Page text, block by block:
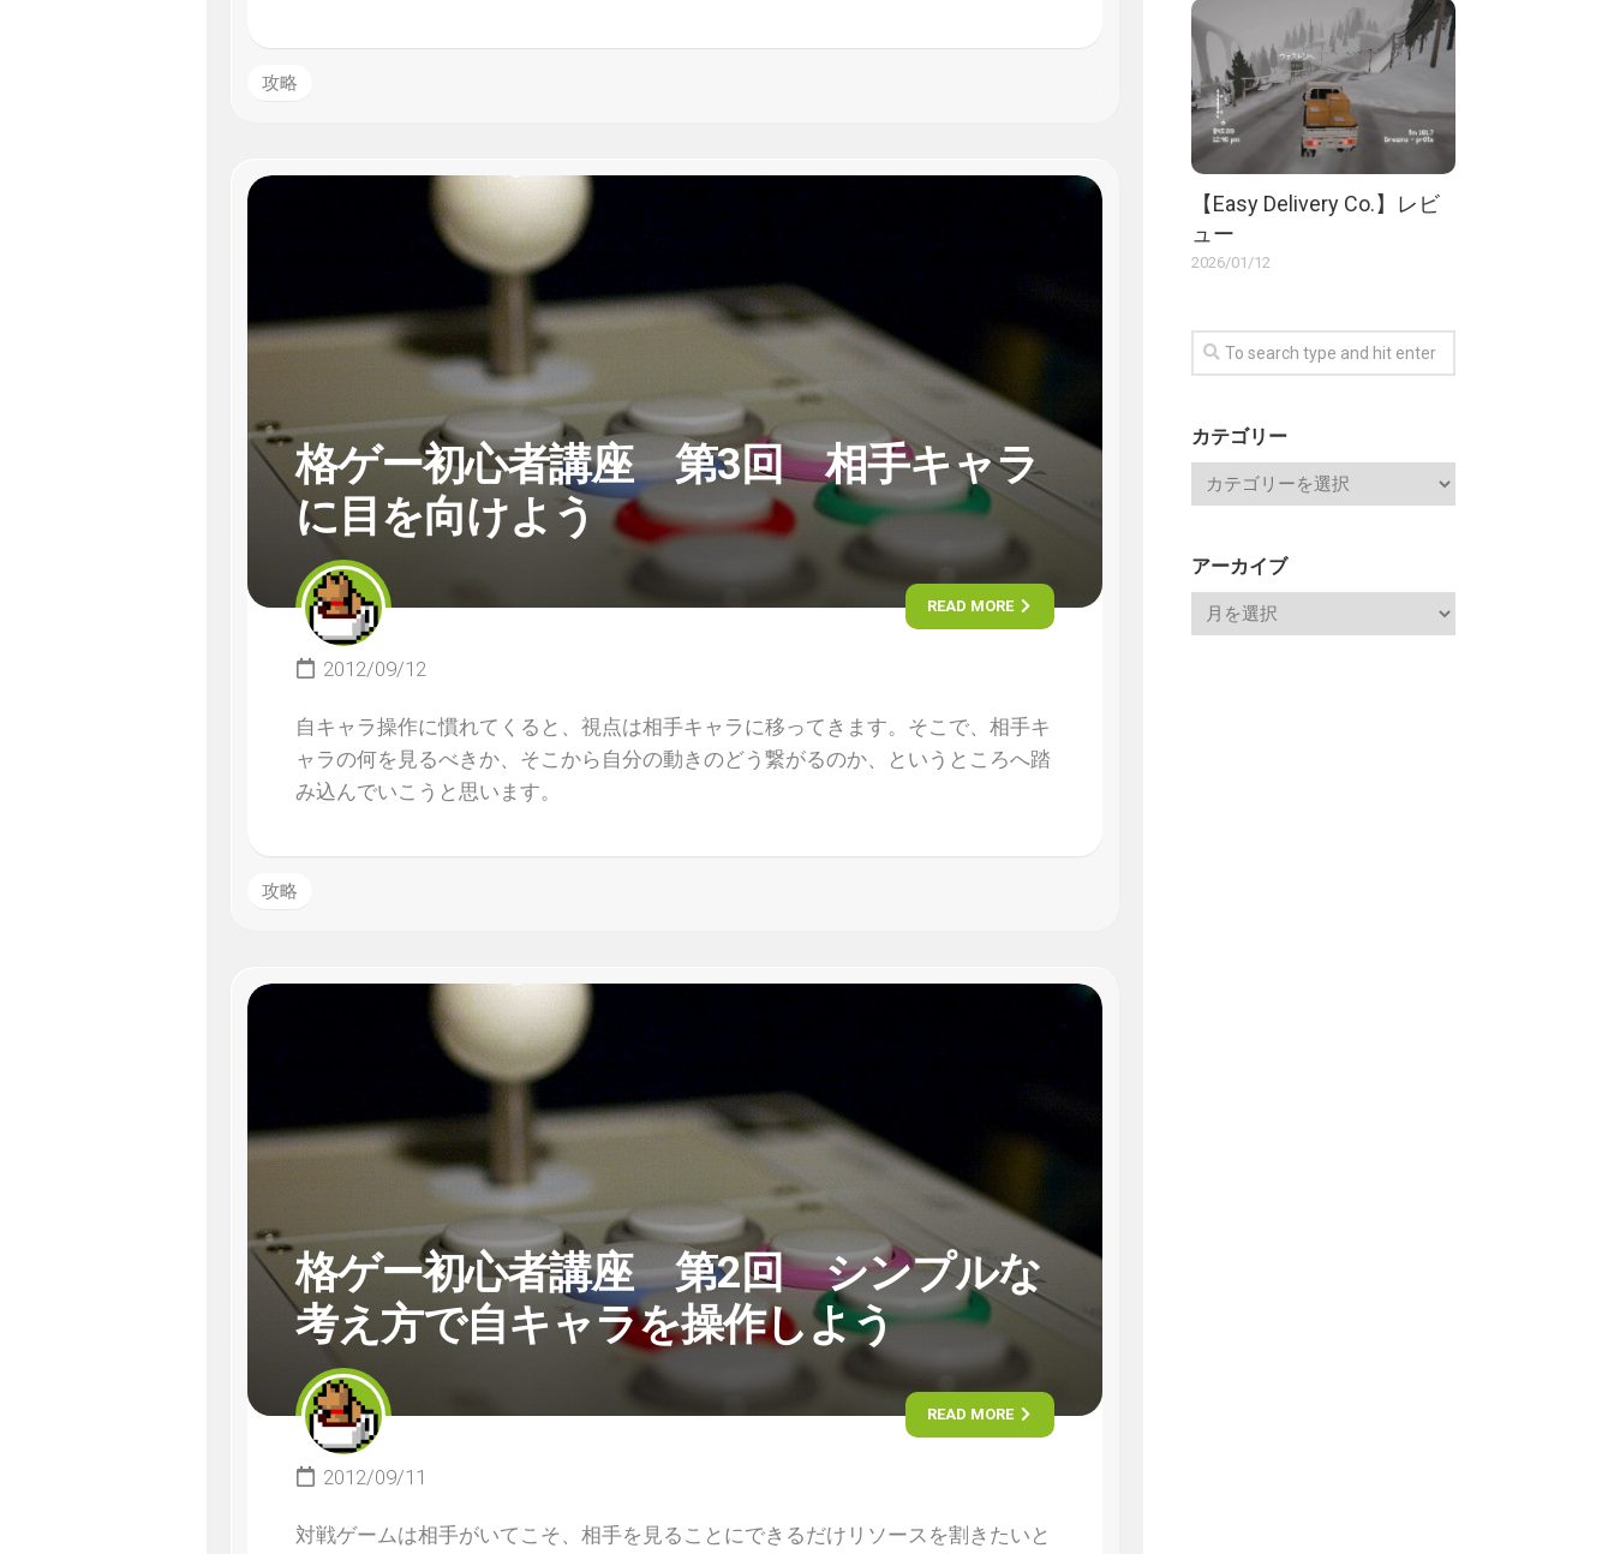
攻略
格ゲー初心者講座 第3回 相手キャラ
に目を向けよう
READ MORE
2012/09/12
自キャラ操作に慣れてくると、視点は相手キャラに移ってきます。そこで、相手キ
ャラの何を見るべきか、そこから自分の動きのどう繋がるのか、というところへ踏
み込んでいこうと思います。
攻略
格ゲー初心者講座 第2回 シンプルな
考え方で自キャラを操作しよう
READ MORE
2012/09/11
対戦ゲームは相手がいてこそ、相手を見ることにできるだけリソースを割きたいと
【Easy Delivery Co.】レビ
ュー
2026/01/12
カテゴリー
アーカイブ